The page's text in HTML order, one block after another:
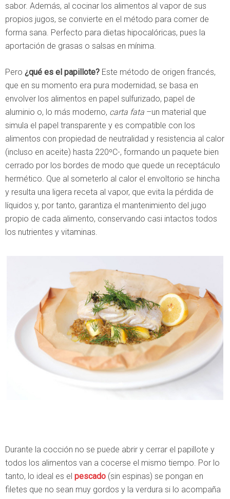
sabor. Además, al cocinar los alimentos al vapor de sus
propios jugos, se convierte en el método para comer de
forma sana. Perfecto para dietas hipocalóricas, pues la
aportación de grasas o salsas en mínima.
Pero ¿qué es el papillote? Este método de origen francés,
que en su momento era pura modernidad, se basa en
envolver los alimentos en papel sulfurizado, papel de
aluminio o, lo más moderno, carta fata –un material que
simula el papel transparente y es compatible con los
alimentos con propiedad de neutralidad y resistencia al calor
(incluso en aceite) hasta 220ºC-, formando un paquete bien
cerrado por los bordes de modo que quede un receptáculo
hermético. Que al someterlo al calor el envoltorio se hincha
y resulta una ligera receta al vapor, que evita la pérdida de
líquidos y, por tanto, garantiza el mantenimiento del jugo
propio de cada alimento, conservando casi intactos todos
los nutrientes y vitaminas.
Durante la cocción no se puede abrir y cerrar el papillote y
todos los alimentos van a cocerse el mismo tiempo. Por lo
tanto, lo ideal es el pescado (sin espinas) se pongan en
filetes que no sean muy gordos y la verdura si lo acompaña